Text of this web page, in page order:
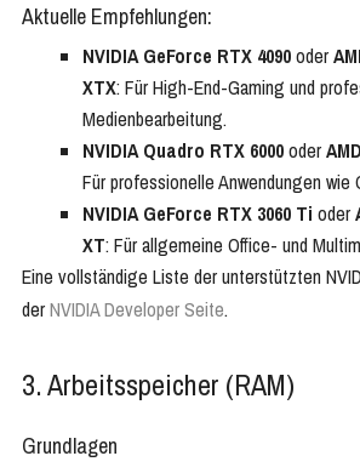
Aktuelle Empfehlungen:
NVIDIA GeForce RTX 4090oder
XTX: Für High-End-Gaming und
Medienbearbeitung.
NVIDIA Quadro RTX 6000oder
Für professionelle Anwendungen wie
NVIDIA GeForce RTX 3060 Ti oder
XT: Für allgemeine Office- und
Eine vollständige Liste der unterstützten
derNVIDIA Developer Seite.
3. Arbeitsspeicher (RAM)
Grundlagen